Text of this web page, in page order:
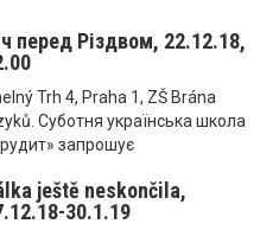
перед Різдвом, 22.12.18,
Trh 4, Praha 1, ZŠ Brána
Суботня українська школа
запрошує
ještě neskončila,
30.1.19